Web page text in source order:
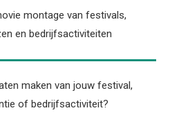
montage van festivals,
en bedrijfsactiviteiten
maken van jouw festival,
of bedrijfsactiviteit?